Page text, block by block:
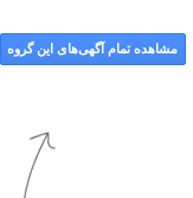
مشاهده تمام آگهی‌های این گروه